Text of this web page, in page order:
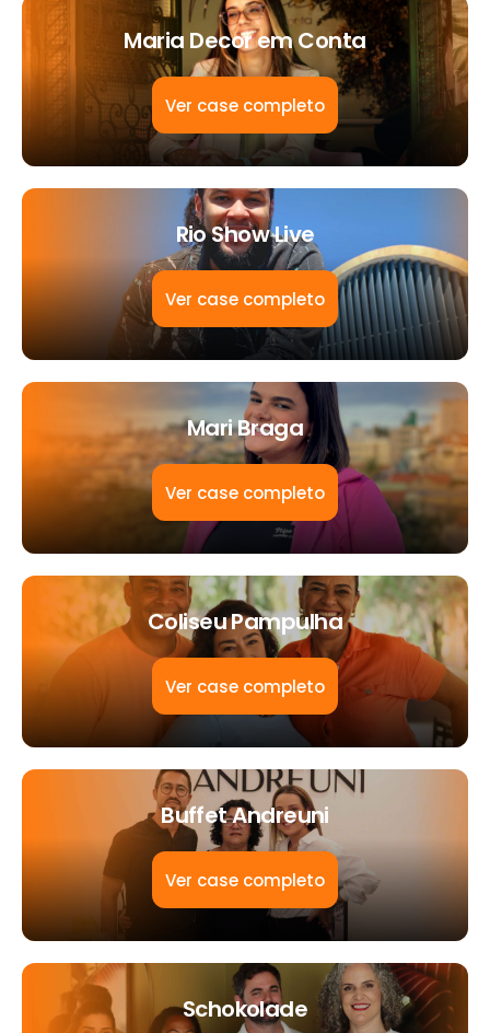
Maria Decor em Conta
Ver case completo
Rio Show Live
Ver case completo
Mari Braga
Ver case completo
Coliseu Pampulha
Ver case completo
Buffet Andreuni
Ver case completo
Schokolade